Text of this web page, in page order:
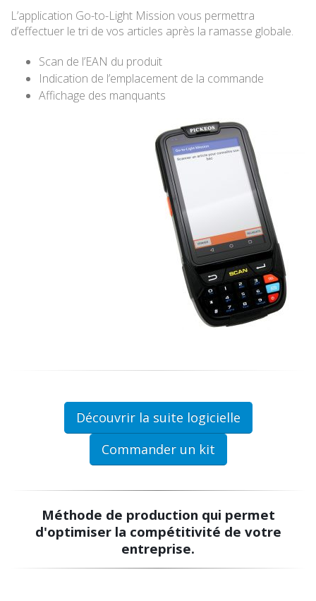
L’application Go-to-Light Mission vous permettra
d’effectuer le tri de vos articles après la ramasse globale.
Scan de l’EAN du produit
Indication de l’emplacement de la commande
Affichage des manquants
Découvrir la suite logicielle
Commander un kit
Méthode de production qui permet
d'optimiser la compétitivité de votre
entreprise.